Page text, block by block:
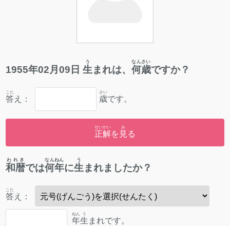
1955年02月09 日 生
う
まれは、何歳
なんさい
ですか？
答
こた
え： 歳
さい
です。
正解
せいかい
を 見
み
る
和暦
われき
では何年
なんねん
に生
う
まれましたか？
答
こた
え：
年
ねん
生
う
まれです。